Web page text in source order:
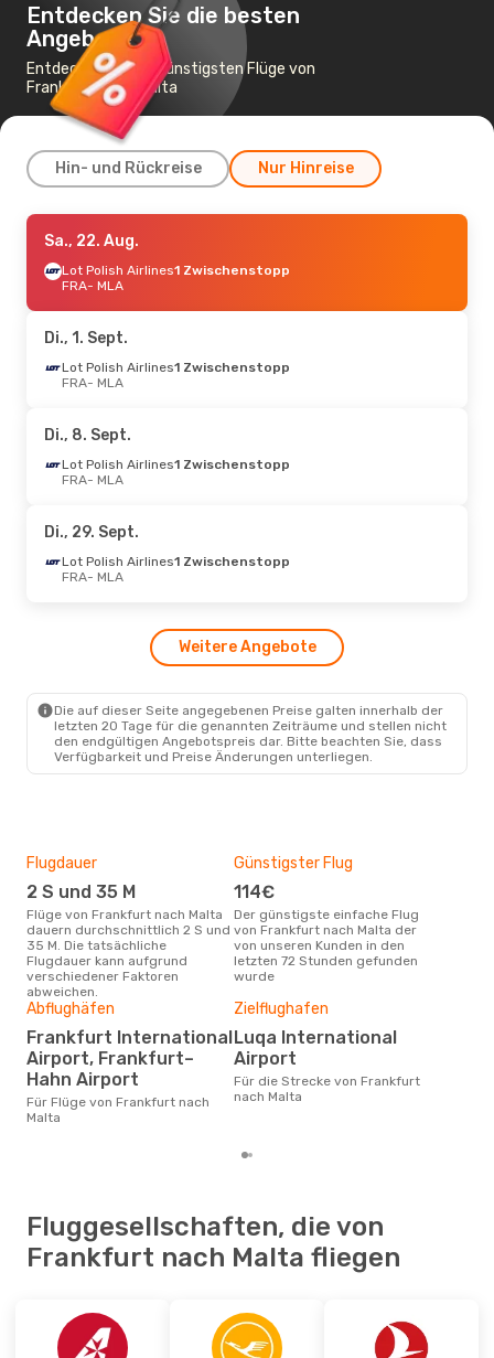
Entdecken Sie die besten
Angebote
Entdecken Sie die günstigsten Flüge von
Frankfurt nach Malta
Hin- und Rückreise Nur Hinreise
Sa., 19. Sept.
ITA Airways1 Zwischenstopp
FRA- MLA
MLA- FRA
Mi., 9. Sept.- Fr., 11. Sept.
Lufthansa
MLA - FRA
LufthansaDirekt
FRA- MLA
Lufthansa Direkt
MLA
- FRA
- Mi., 2. Sept.
Lot Polish Airlines
1 Zwischenstopp
1 Zwischenstopp
MLA- FRA
Sa., 22. Aug.
Lot Polish Airlines1 Zwischenstopp
FRA- MLA
Di., 1. Sept.
Lot Polish Airlines1 Zwischenstopp
FRA- MLA
Di., 8. Sept.
Lot Polish Airlines1 Zwischenstopp
FRA- MLA
Di., 29. Sept.
Lot Polish Airlines1 Zwischenstopp
FRA- MLA
Weitere Angebote
Die auf dieser Seite angegebenen Preise galten innerhalb der
letzten 20 Tage für die genannten Zeiträume und stellen nicht
den endgültigen Angebotspreis dar. Bitte beachten Sie, dass
Verfügbarkeit und Preise Änderungen unterliegen.
Flugdauer
2 S und 35 M
Flüge von Frankfurt nach Malta
dauern durchschnittlich 2 S und
35 M. Die tatsächliche
Flugdauer kann aufgrund
verschiedener Faktoren
abweichen.
Günstigster Flug
114€
Der günstigste einfache Flug
von Frankfurt nach Malta der
von unseren Kunden in den
letzten 72 Stunden gefunden
wurde
Abflughäfen
Frankfurt International
Airport, Frankfurt–
Hahn Airport
Für Flüge von Frankfurt nach
Malta
Zielflughafen
Luqa International
Airport
Für die Strecke von Frankfurt
nach Malta
Fluggesellschaften, die von
Frankfurt nach Malta fliegen